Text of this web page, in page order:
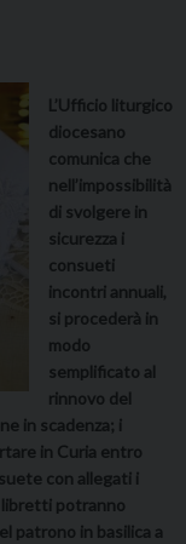
L’Ufficio liturgico
diocesano
comunica che
nell’impossibilità
di svolgere in
sicurezza i
consueti
incontri annuali,
si procederà in
modo
semplificato al
rinnovo del
in scadenza; i
in Curia entro
con allegati i
libretti potranno
patrono in basilica a